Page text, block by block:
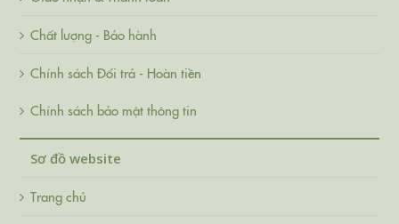
Chất lượng - Bảo hành
Chính sách Đổi trả - Hoàn tiền
Chính sách bảo mật thông tin
Sơ đồ website
Trang chủ